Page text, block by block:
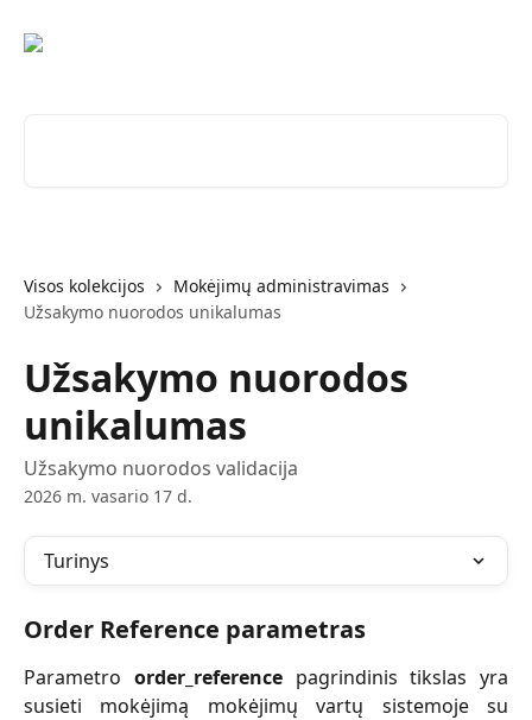
Visos kolekcijos
Mokėjimų administravimas
Užsakymo nuorodos unikalumas
Užsakymo nuorodos
unikalumas
Užsakymo nuorodos validacija
2026 m. vasario 17 d.
Turinys
Order Reference parametras
Parametro order_referencepagrindinis tikslas yra
susieti mokėjimą mokėjimų vartų sistemoje su